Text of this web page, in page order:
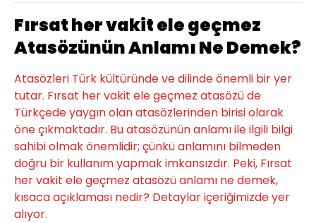
Fırsat her vakit ele geçmez
Atasözünün Anlamı Ne Demek?
Atasözleri Türk kültüründe ve dilinde önemli bir yer
tutar. Fırsat her vakit ele geçmez atasözü de
Türkçede yaygın olan atasözlerinden birisi olarak
öne çıkmaktadır. Bu atasözünün anlamı ile ilgili bilgi
sahibi olmak önemlidir; çünkü anlamını bilmeden
doğru bir kullanım yapmak imkansızdır. Peki, Fırsat
her vakit ele geçmez atasözü anlamı ne demek,
kısaca açıklaması nedir? Detaylar içeriğimizde yer
alıyor.